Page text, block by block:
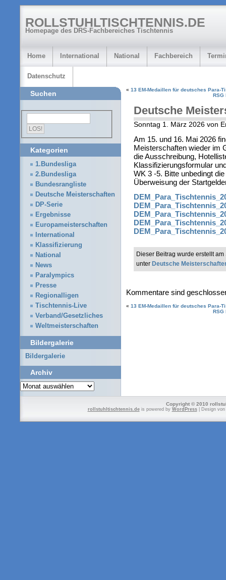
ROLLSTUHLTISCHTENNIS.DE
Homepage des DRS-Fachbereiches Tischtennis
Home International National Fachbereich
Datenschutz
« 13 EM-Medaillen für deutsches Para-
RSG
Deutsche
Sonntag 1. März 2026 von
Am 15. und 16. Mai 2026
Meisterschaften wieder im
die Ausschreibung,
Klassifizierungsformular
WK 3 -5. Bitte unbedingt
Überweisung der
Dieser Beitrag wurde erstellt
unter Deutsche
Kommentare sind
« 13 EM-Medaillen für deutsches Para-
RSG
Suchen
Kategorien
1.Bundesliga
2.Bundesliga
Bundesrangliste
Deutsche Meisterschaften
DP-Serie
Ergebnisse
Europameisterschaften
International
Klassifizierung
National
News
Paralympics
Presse
Regionalligen
Tischtennis-Live
Verband/Gesetzliches
Weltmeisterschaften
Bildergalerie
Bildergalerie
Archiv
Archiv
Copyright © 2010
rollstuhltischtennis.deis powered by WordPress| Design von